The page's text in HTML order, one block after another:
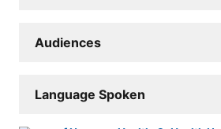
Audiences
Language Spoken